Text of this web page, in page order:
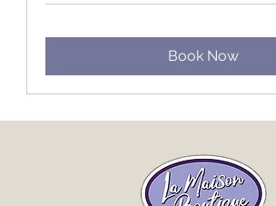
Book Now